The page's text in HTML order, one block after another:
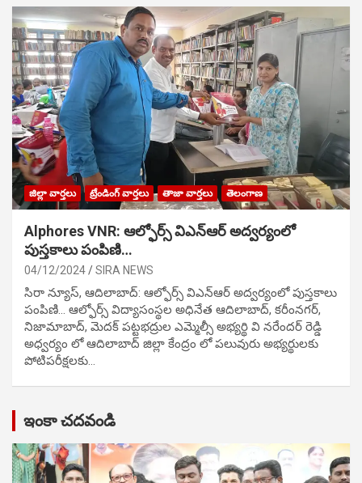
జిల్లా వార్తలు ట్రేండింగ్ వార్తలు తాజా వార్తలు తెలంగాణ
Alphores VNR: ఆల్ఫోర్స్ విఎన్ఆర్ అద్వర్యంలో
పుస్తకాలు పంపిణి…
04/12/2024 SIRA NEWS
సిరా న్యూస్, ఆదిలాబాద్: ఆల్ఫోర్స్ విఎన్ఆర్ అద్వర్యంలో పుస్తకాలు
పంపిణి… ఆల్ఫోర్స్ విద్యాసంస్థల అధినేత ఆదిలాబాద్, కరీంనగర్,
నిజామాబాద్, మెదక్ పట్టభద్రుల ఎమ్మెల్సీ అభ్యర్థి వి నరేందర్ రెడ్డి
అధ్వర్యం లో ఆదిలాబాద్ జిల్లా కేంద్రం లో పలువురు అభ్యర్థులకు
పోటిప‌రీక్ష‌ల‌కు…
ఇంకా చదవండి